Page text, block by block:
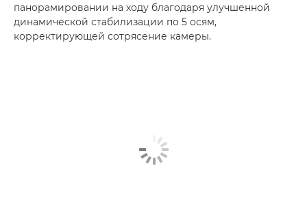
панорамировании на ходу благодаря улучшенной
динамической стабилизации по 5 осям,
корректирующей сотрясение камеры.